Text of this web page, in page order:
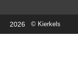
2026 © Kierkels